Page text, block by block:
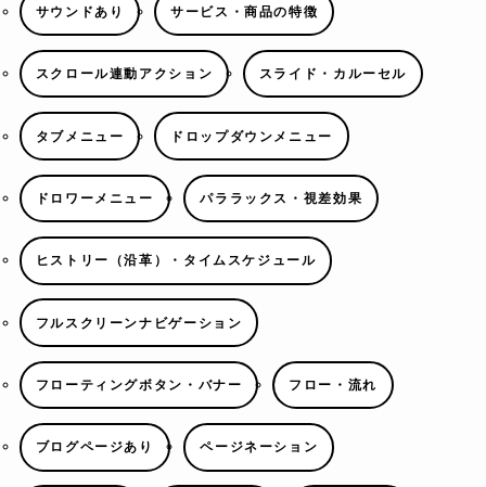
サウンドあり サービス・商品の特徴
スクロール連動アクション スライド・カルーセル
タブメニュー ドロップダウンメニュー
ドロワーメニュー パララックス・視差効果
ヒストリー（沿革）・タイムスケジュール
フルスクリーンナビゲーション
フローティングボタン・バナー フロー・流れ
ブログページあり ページネーション